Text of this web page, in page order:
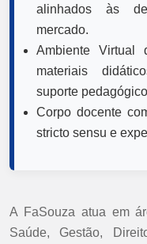
alinhados às
mercado.
Ambiente Virtual
materiais
suporte
Corpo docente
stricto sensu e
A FaSouza atua em
Saúde, Gestão,